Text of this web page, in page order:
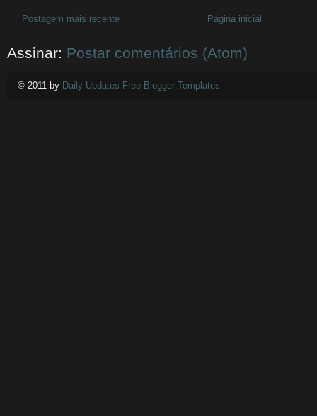
Postagem mais recente Página inicial
Assinar: Postar comentários (Atom)
© 2011 by Daily Updates Free Blogger Templates